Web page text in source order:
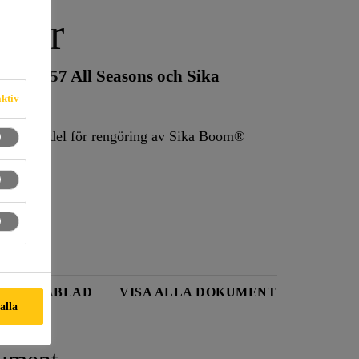
557 All Seasons och Sika
för rengöring av Sika Boom®
VISA ALLA DOKUMENT